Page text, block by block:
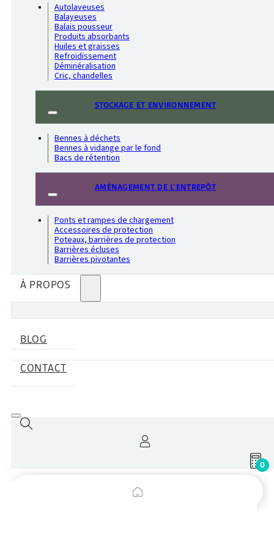
Autolaveuses
Balayeuses
Balais pousseur
Produits absorbants
Huiles et graisses
Refroidissement
Déminéralisation
Cric, chandelles
STOCKAGE ET ENVIRONNEMENT
Bennes à déchets
Bennes à vidange par le fond
Bacs de rétention
AMÉNAGEMENT DE L'ENTREPÔT
Ponts et rampes de chargement
Accessoires de protection
Poteaux, barrières de protection
Barrières écluses
Barrières pivotantes
À PROPOS
BLOG
CONTACT
0